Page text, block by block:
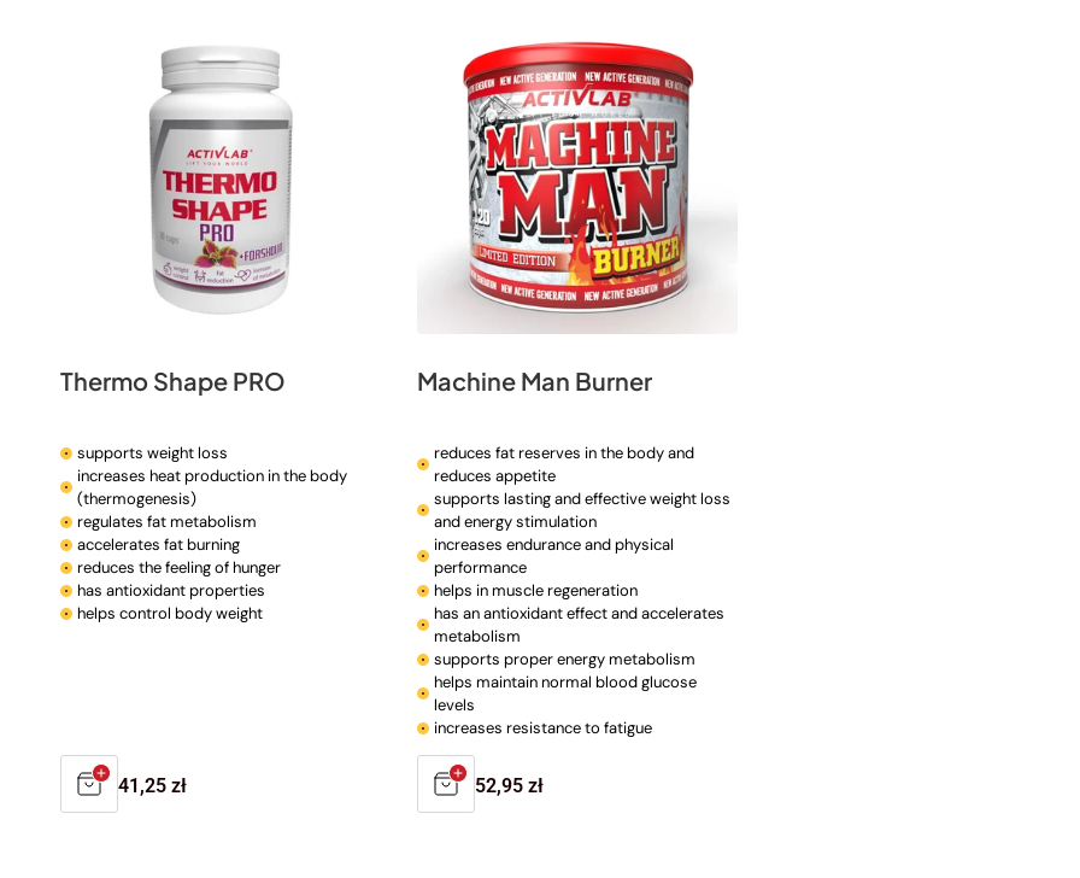
Thermo Shape PRO
supports weight loss
increases heat production in the body
(thermogenesis)
regulates fat metabolism
accelerates fat burning
reduces the feeling of hunger
has antioxidant properties
helps control body weight
Regular
41,25 zł
Machine Man Burner
reduces fat reserves in the body and
reduces appetite
supports lasting and effective weight loss
and energy stimulation
increases endurance and physical
performance
helps in muscle regeneration
has an antioxidant effect and accelerates
metabolism
supports proper energy metabolism
helps maintain normal blood glucose
levels
increases resistance to fatigue
Regular
52,95 zł